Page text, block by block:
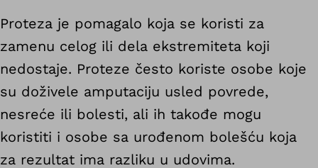
Proteza je pomagalo koja se koristi za
zamenu celog ili dela ekstremiteta koji
nedostaje. Proteze često koriste osobe koje
su doživele amputaciju usled povrede,
nesreće ili bolesti, ali ih takođe mogu
koristiti i osobe sa urođenom bolešću koja
za rezultat ima razliku u udovima.